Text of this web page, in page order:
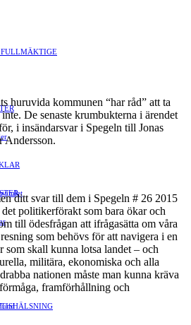
FULLMÄKTIGE
huruvida kommunen “har råd” att ta
De senaste krumbukterna i ärendet
i insändarsvar i Spegeln till Jonas
Andersson.
ditt svar till dem i Spegeln # 26 2015
politikerförakt som bara ökar och
till ödesfrågan att ifrågasätta om våra
som behövs för att navigera i en
skall kunna lotsa landet – och
militära, ekonomiska och alla
nationen måste man kunna kräva
framförhållning och